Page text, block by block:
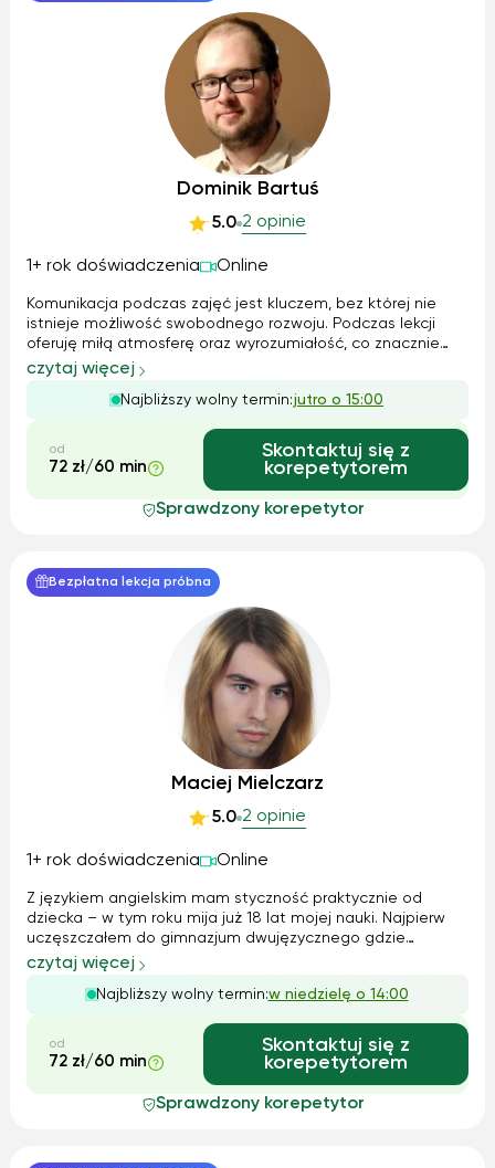
Dominik Bartuś
5.0 2 opinie
1+ rok doświadczenia Online
Komunikacja podczas zajęć jest kluczem, bez której nie
istnieje możliwość swobodnego rozwoju. Podczas lekcji
oferuję miłą atmosferę oraz wyrozumiałość, co znacznie
przekłada się na kontakt z językiem oraz pomaga pokonać
barierę językową, która często nie pozwala nam w pełni
rozwinąć swoich umiejętno...
czytaj więcej
Najbliższy wolny termin:jutro o 15:00
od
72 zł/60 min
Skontaktuj się z
korepetytorem
Sprawdzony korepetytor
Bezpłatna lekcja próbna
Maciej Mielczarz
5.0 2 opinie
1+ rok doświadczenia Online
Z językiem angielskim mam styczność praktycznie od
dziecka – w tym roku mija już 18 lat mojej nauki. Najpierw
uczęszczałem do gimnazjum dwujęzycznego gdzie
dodatkowo miałem zajęcia z biologii, chemii i informatyki
po angielsku, później w liceum wybrałem profil z
rozszerzonym angielskim – krok po kro...
czytaj więcej
Najbliższy wolny termin:w niedzielę o 14:00
od
72 zł/60 min
Skontaktuj się z
korepetytorem
Sprawdzony korepetytor